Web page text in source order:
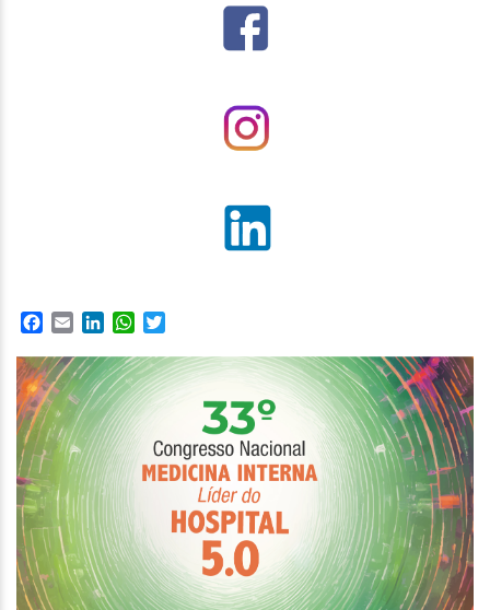
Facebook
Email LinkedInWhatsApp